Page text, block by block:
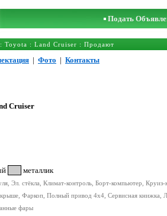
Подать
: Toyota : Land Cruiser : Продают
| Фото | Контакты
Cruiser
металлик
Эл. стёкла, Климат-контроль, Борт-компьютер, Круиз-
крыше, Фаркоп, Полный привод 4x4, Сервисная книжка,
фары